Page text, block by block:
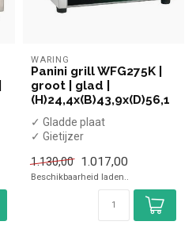
WARING
Panini grill WFG275K |
groot | glad |
(H)24,4x(B)43,9x(D)56,1
✓ Gladde plaat
✓ Gietijzer
✓ 2,4 kW
1.130,00 1.017,00
Beschikbaarheid laden..